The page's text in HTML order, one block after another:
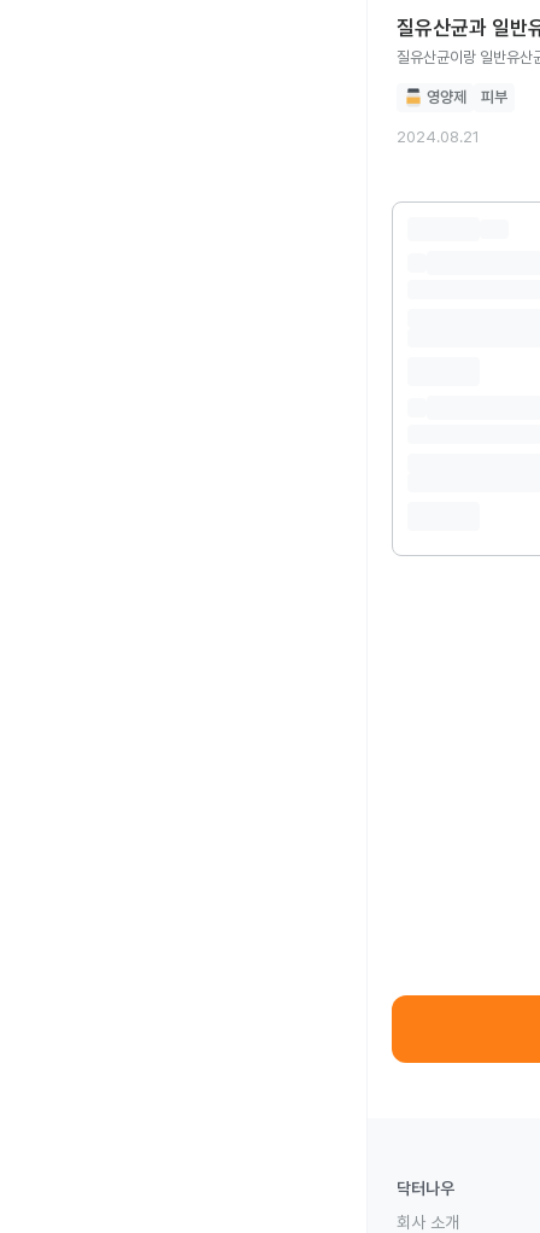
질유산균과 일반
질유산균이랑 일반유산
영양제 피부
2024.08.21
닥터나우
회사 소개